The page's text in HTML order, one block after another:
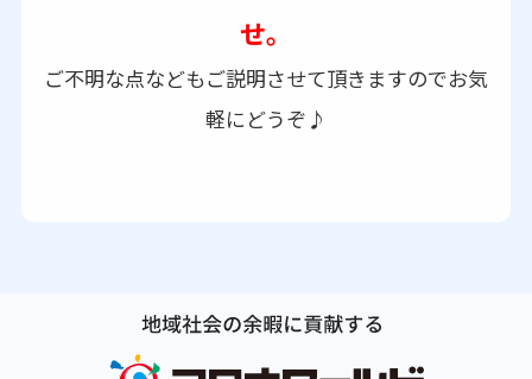
せ。
ご不明な点などもご説明させて頂きますのでお気
軽にどうぞ♪